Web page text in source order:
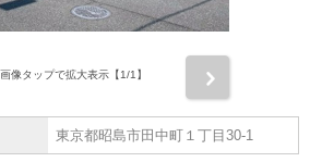
画像タップで拡大表示【1/1】
東京都昭島市田中町１丁目30-1